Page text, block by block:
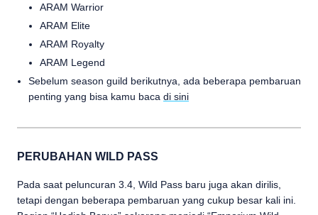
ARAM Warrior
ARAM Elite
ARAM Royalty
ARAM Legend
Sebelum season guild berikutnya, ada beberapa pembaruan
penting yang bisa kamu baca di sini
PERUBAHAN WILD PASS
Pada saat peluncuran 3.4, Wild Pass baru juga akan dirilis,
tetapi dengan beberapa pembaruan yang cukup besar kali ini.